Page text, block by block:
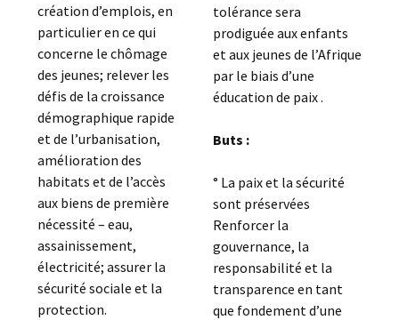
création d’emplois, en
particulier en ce qui
concerne le chômage
des jeunes; relever les
défis de la croissance
démographique rapide
et de l’urbanisation,
amélioration des
habitats et de l’accès
aux biens de première
nécessité – eau,
assainissement,
électricité; assurer la
sécurité sociale et la
protection.
tolérance sera
prodiguée aux enfants
et aux jeunes de l’Afrique
par le biais d’une
éducation de paix .
Buts :
° La paix et la sécurité
sont préservées
Renforcer la
gouvernance, la
responsabilité et la
transparence en tant
que fondement d’une